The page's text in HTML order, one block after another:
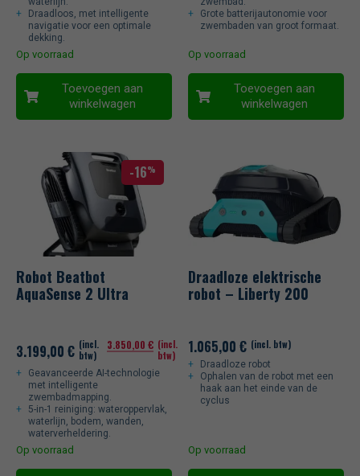
Draadloos, met intelligente
navigatie voor een optimale
dekking.
Op voorraad
Toevoegen aan
winkelwagen
Grote batterijautonomie voor
zwembaden van groot formaat.
Op voorraad
Toevoegen aan
winkelwagen
-16%
Robot Beatbot
AquaSense 2 Ultra
3.199,00 € (incl.
btw)
3.850,00 € (incl.
btw)
Geavanceerde AI-technologie
met intelligente
zwembadmapping.
5-in-1 reiniging: wateroppervlak,
waterlijn, bodem, wanden,
waterverheldering.
Op voorraad
Draadloze elektrische
robot – Liberty 200
1.065,00 € (incl. btw)
Draadloze robot
Ophalen van de robot met een
haak aan het einde van de
cyclus
Op voorraad